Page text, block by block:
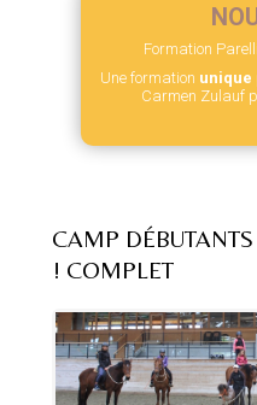
Formation
Une formation unique
Carmen Zulauf
CAMP
! COMPLET